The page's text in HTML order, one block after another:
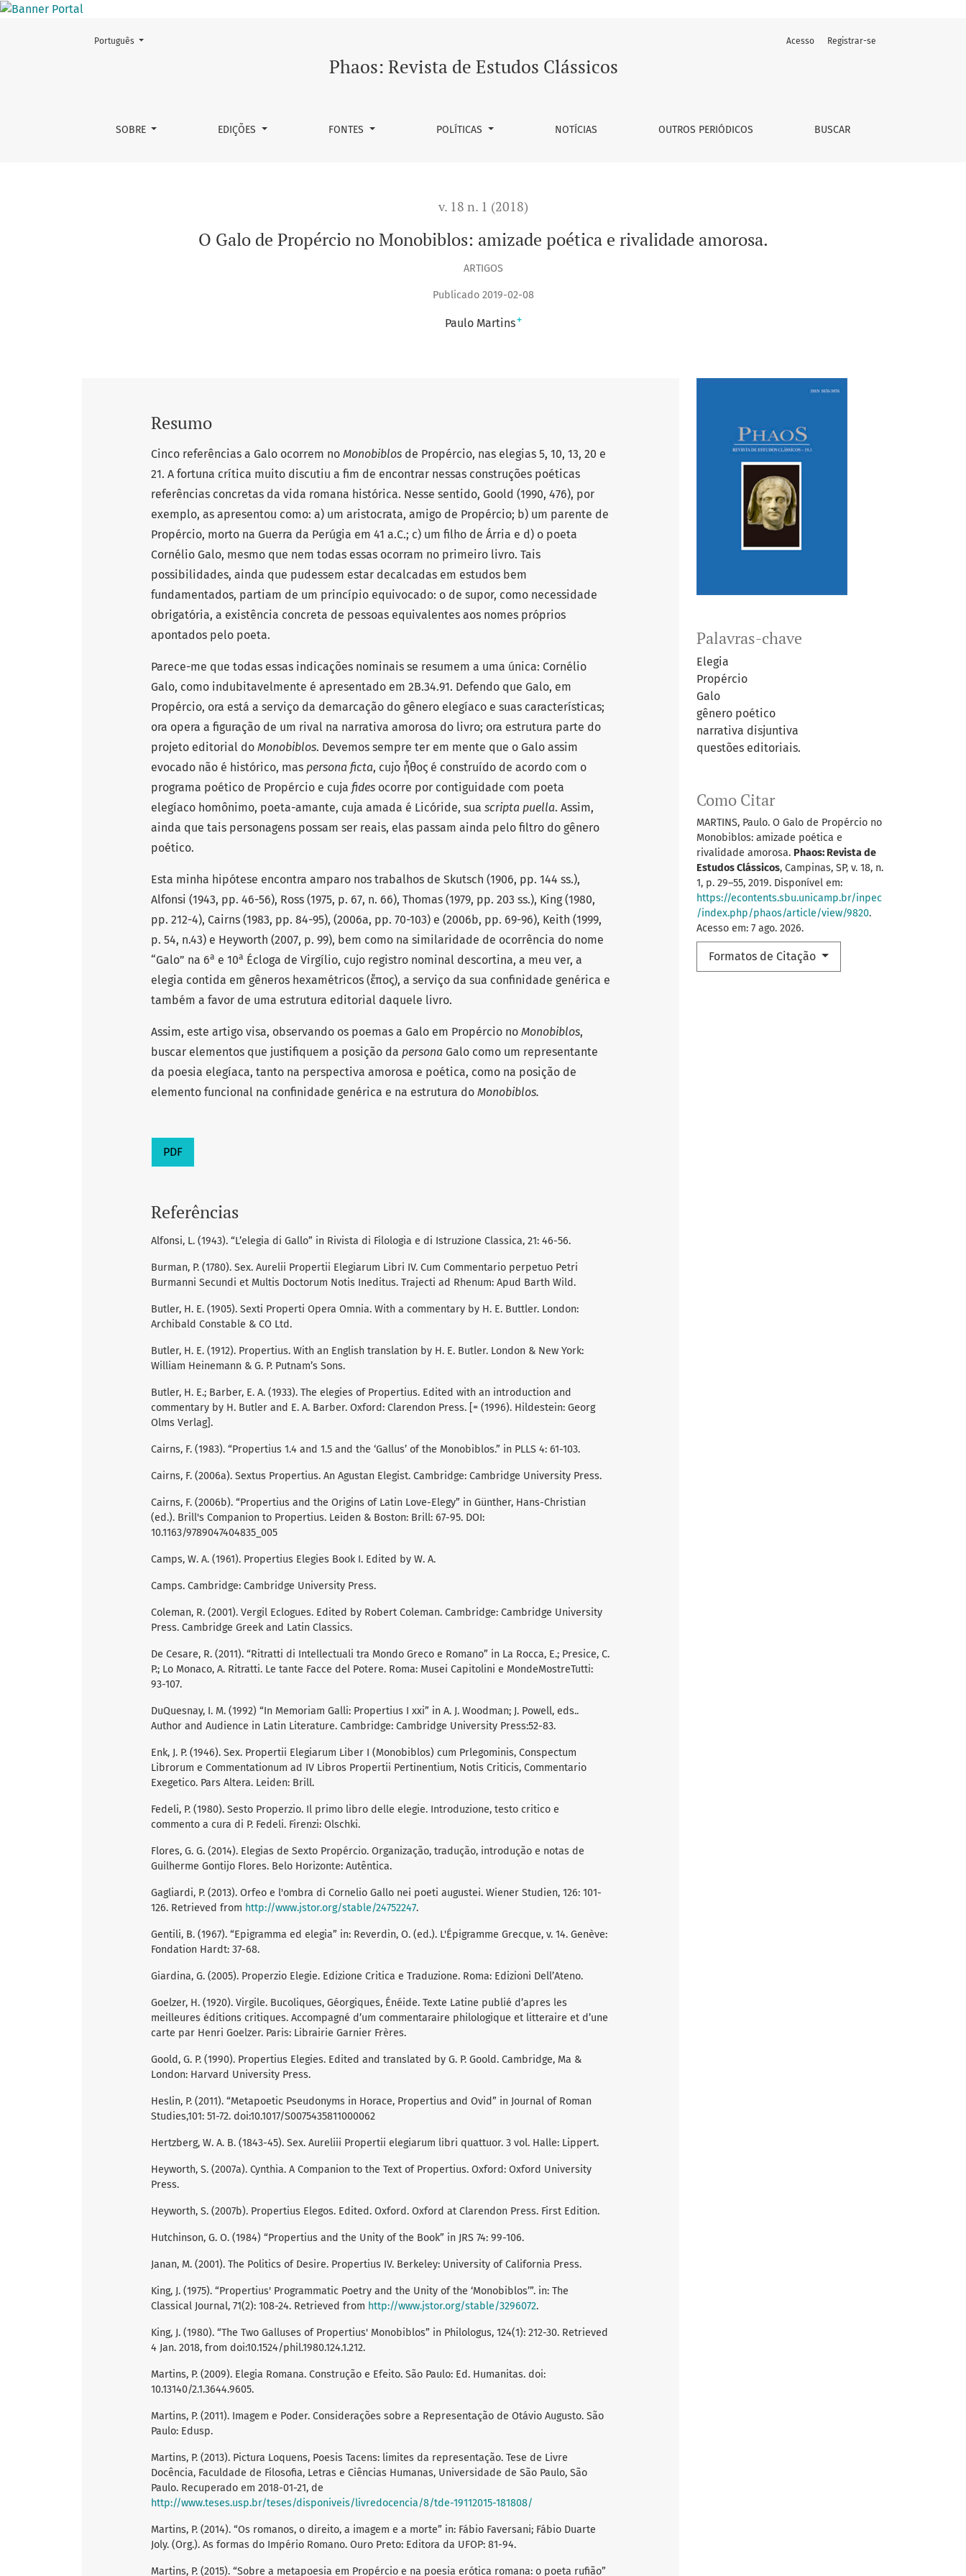
O Galo de Propércio no Monobiblos: amizade poética e rivalidade amorosa.
Phaos: Revista de Estudos Clássicos
SOBRE EDIÇÕES FONTES POLÍTICAS NOTÍCIAS OUTROS PERIÓDICOS BUSCAR
Acesso Registrar-se
Mudar o idioma. O atual é:
Português
v. 18 n. 1 (2018)
O Galo de Propércio no Monobiblos: amizade poética e rivalidade amorosa.
ARTIGOS
Publicado 2019-02-08
Paulo Martins+
Palavras-chave
Elegia
Propércio
Galo
gênero poético
narrativa disjuntiva
questões editoriais.
Como Citar
MARTINS, Paulo. O Galo de Propércio no
Monobiblos: amizade poética e
rivalidade amorosa. Phaos: Revista de
Estudos Clássicos, Campinas, SP, v. 18, n.
1, p. 29–55, 2019. Disponível em:
https://econtents.sbu.unicamp.br/inpec
/index.php/phaos/article/view/9820.
Acesso em: 7 ago. 2026.
Formatos de Citação
Resumo
Cinco referências a Galo ocorrem no Monobiblos de Propércio, nas elegias 5, 10, 13, 20 e
21. A fortuna crítica muito discutiu a fim de encontrar nessas construções poéticas
referências concretas da vida romana histórica. Nesse sentido, Goold (1990, 476), por
exemplo, as apresentou como: a) um aristocrata, amigo de Propércio; b) um parente de
Propércio, morto na Guerra da Perúgia em 41 a.C.; c) um filho de Árria e d) o poeta
Cornélio Galo, mesmo que nem todas essas ocorram no primeiro livro. Tais
possibilidades, ainda que pudessem estar decalcadas em estudos bem
fundamentados, partiam de um princípio equivocado: o de supor, como necessidade
obrigatória, a existência concreta de pessoas equivalentes aos nomes próprios
apontados pelo poeta.
Parece-me que todas essas indicações nominais se resumem a uma única: Cornélio
Galo, como indubitavelmente é apresentado em 2B.34.91. Defendo que Galo, em
Propércio, ora está a serviço da demarcação do gênero elegíaco e suas características;
ora opera a figuração de um rival na narrativa amorosa do livro; ora estrutura parte do
projeto editorial do Monobiblos. Devemos sempre ter em mente que o Galo assim
evocado não é histórico, mas persona ficta, cujo ἦθος é construído de acordo com o
programa poético de Propércio e cuja fides ocorre por contiguidade com poeta
elegíaco homônimo, poeta-amante, cuja amada é Licóride, sua scripta puella. Assim,
ainda que tais personagens possam ser reais, elas passam ainda pelo filtro do gênero
poético.
Esta minha hipótese encontra amparo nos trabalhos de Skutsch (1906, pp. 144 ss.),
Alfonsi (1943, pp. 46-56), Ross (1975, p. 67, n. 66), Thomas (1979, pp. 203 ss.), King (1980,
pp. 212-4), Cairns (1983, pp. 84-95), (2006a, pp. 70-103) e (2006b, pp. 69-96), Keith (1999,
p. 54, n.43) e Heyworth (2007, p. 99), bem como na similaridade de ocorrência do nome
“Galo” na 6a e 10a Écloga de Virgílio, cujo registro nominal descortina, a meu ver, a
elegia contida em gêneros hexamétricos (ἔπος), a serviço da sua confinidade genérica e
também a favor de uma estrutura editorial daquele livro.
Assim, este artigo visa, observando os poemas a Galo em Propércio no Monobiblos,
buscar elementos que justifiquem a posição da persona Galo como um representante
da poesia elegíaca, tanto na perspectiva amorosa e poética, como na posição de
elemento funcional na confinidade genérica e na estrutura do Monobiblos.
PDF
Referências
Alfonsi, L. (1943). “L’elegia di Gallo” in Rivista di Filologia e di Istruzione Classica, 21: 46-56.
Burman, P. (1780). Sex. Aurelii Propertii Elegiarum Libri IV. Cum Commentario perpetuo Petri
Burmanni Secundi et Multis Doctorum Notis Ineditus. Trajecti ad Rhenum: Apud Barth Wild.
Butler, H. E. (1905). Sexti Properti Opera Omnia. With a commentary by H. E. Buttler. London:
Archibald Constable & CO Ltd.
Butler, H. E. (1912). Propertius. With an English translation by H. E. Butler. London & New York:
William Heinemann & G. P. Putnam’s Sons.
Butler, H. E.; Barber, E. A. (1933). The elegies of Propertius. Edited with an introduction and
commentary by H. Butler and E. A. Barber. Oxford: Clarendon Press. [= (1996). Hildestein: Georg
Olms Verlag].
Cairns, F. (1983). “Propertius 1.4 and 1.5 and the ‘Gallus’ of the Monobiblos.” in PLLS 4: 61-103.
Cairns, F. (2006a). Sextus Propertius. An Agustan Elegist. Cambridge: Cambridge University Press.
Cairns, F. (2006b). “Propertius and the Origins of Latin Love-Elegy” in Günther, Hans-Christian
(ed.). Brill's Companion to Propertius. Leiden & Boston: Brill: 67-95. DOI:
10.1163/9789047404835_005
Camps, W. A. (1961). Propertius Elegies Book I. Edited by W. A.
Camps. Cambridge: Cambridge University Press.
Coleman, R. (2001). Vergil Eclogues. Edited by Robert Coleman. Cambridge: Cambridge University
Press. Cambridge Greek and Latin Classics.
De Cesare, R. (2011). “Ritratti di Intellectuali tra Mondo Greco e Romano” in La Rocca, E.; Presice, C.
P.; Lo Monaco, A. Ritratti. Le tante Facce del Potere. Roma: Musei Capitolini e MondeMostreTutti:
93-107.
DuQuesnay, I. M. (1992) “In Memoriam Galli: Propertius I xxi” in A. J. Woodman; J. Powell, eds..
Author and Audience in Latin Literature. Cambridge: Cambridge University Press:52-83.
Enk, J. P. (1946). Sex. Propertii Elegiarum Liber I (Monobiblos) cum Prlegominis, Conspectum
Librorum e Commentationum ad IV Libros Propertii Pertinentium, Notis Criticis, Commentario
Exegetico. Pars Altera. Leiden: Brill.
Fedeli, P. (1980). Sesto Properzio. Il primo libro delle elegie. Introduzione, testo critico e
commento a cura di P. Fedeli. Firenzi: Olschki.
Flores, G. G. (2014). Elegias de Sexto Propércio. Organização, tradução, introdução e notas de
Guilherme Gontijo Flores. Belo Horizonte: Autêntica.
Gagliardi, P. (2013). Orfeo e l'ombra di Cornelio Gallo nei poeti augustei. Wiener Studien, 126: 101-
126. Retrieved from http://www.jstor.org/stable/24752247.
Gentili, B. (1967). “Epigramma ed elegia” in: Reverdin, O. (ed.). L'Épigramme Grecque, v. 14. Genève:
Fondation Hardt: 37-68.
Giardina, G. (2005). Properzio Elegie. Edizione Critica e Traduzione. Roma: Edizioni Dell’Ateno.
Goelzer, H. (1920). Virgile. Bucoliques, Géorgiques, Énéide. Texte Latine publié d’apres les
meilleures éditions critiques. Accompagné d’um commentaraire philologique et litteraire et d’une
carte par Henri Goelzer. Paris: Librairie Garnier Frères.
Goold, G. P. (1990). Propertius Elegies. Edited and translated by G. P. Goold. Cambridge, Ma &
London: Harvard University Press.
Heslin, P. (2011). “Metapoetic Pseudonyms in Horace, Propertius and Ovid” in Journal of Roman
Studies,101: 51-72. doi:10.1017/S0075435811000062
Hertzberg, W. A. B. (1843-45). Sex. Aureliii Propertii elegiarum libri quattuor. 3 vol. Halle: Lippert.
Heyworth, S. (2007a). Cynthia. A Companion to the Text of Propertius. Oxford: Oxford University
Press.
Heyworth, S. (2007b). Propertius Elegos. Edited. Oxford. Oxford at Clarendon Press. First Edition.
Hutchinson, G. O. (1984) “Propertius and the Unity of the Book” in JRS 74: 99-106.
Janan, M. (2001). The Politics of Desire. Propertius IV. Berkeley: University of California Press.
King, J. (1975). “Propertius' Programmatic Poetry and the Unity of the ‘Monobiblos’”. in: The
Classical Journal, 71(2): 108-24. Retrieved from http://www.jstor.org/stable/3296072.
King, J. (1980). “The Two Galluses of Propertius' Monobiblos” in Philologus, 124(1): 212-30. Retrieved
4 Jan. 2018, from doi:10.1524/phil.1980.124.1.212.
Martins, P. (2009). Elegia Romana. Construção e Efeito. São Paulo: Ed. Humanitas. doi:
10.13140/2.1.3644.9605.
Martins, P. (2011). Imagem e Poder. Considerações sobre a Representação de Otávio Augusto. São
Paulo: Edusp.
Martins, P. (2013). Pictura Loquens, Poesis Tacens: limites da representação. Tese de Livre
Docência, Faculdade de Filosofia, Letras e Ciências Humanas, Universidade de São Paulo, São
Paulo. Recuperado em 2018-01-21, de
http://www.teses.usp.br/teses/disponiveis/livredocencia/8/tde-19112015-181808/
Martins, P. (2014). “Os romanos, o direito, a imagem e a morte” in: Fábio Faversani; Fábio Duarte
Joly. (Org.). As formas do Império Romano. Ouro Preto: Editora da UFOP: 81-94.
Martins, P. (2015). “Sobre a metapoesia em Propércio e na poesia erótica romana: o poeta rufião”